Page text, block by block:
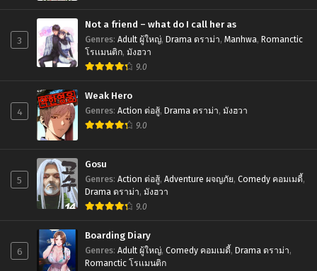
Chapter 98
January 20, 2024
January 20, 2024
Chapter 96
January 20, 2024
Chapter 95
January 20, 2024
Chapter 94
Chapter 93
January 20, 2024
3
Not a friend – what do I call her as
Genres: Adult ผู้ใหญ่, Drama ดราม่า, Manhwa, Romanctic
โรเเมนติก, มังฮวา
9.0
4
Weak Hero
Genres: Action ต่อสู้, Drama ดราม่า, มังฮวา
9.0
5
Gosu
Genres: Action ต่อสู้, Adventure ผจญภัย, Comedy คอมเมดี้,
Drama ดราม่า, มังฮวา
9.0
6
Boarding Diary
Genres: Adult ผู้ใหญ่, Comedy คอมเมดี้, Drama ดราม่า,
Romanctic โรเเมนติก